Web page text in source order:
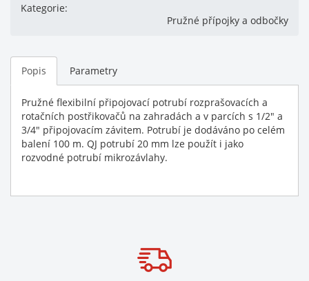
Kategorie:
Pružné přípojky a odbočky
Popis Parametry
Pružné flexibilní připojovací potrubí rozprašovacích a
rotačních postřikovačů na zahradách a v parcích s 1/2" a
3/4" připojovacím závitem. Potrubí je dodáváno po celém
balení 100 m. QJ potrubí 20 mm lze použít i jako
rozvodné potrubí mikrozávlahy.